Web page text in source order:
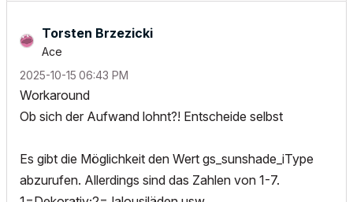
Torsten Brzezicki
Ace
‎2025-10-15 06:43 PM
Workaround
Ob sich der Aufwand lohnt?! Entscheide selbst
Es gibt die Möglichkeit den Wert gs_sunshade_iType
abzurufen. Allerdings sind das Zahlen von 1-7.